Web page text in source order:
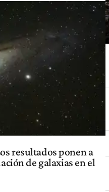
resultados ponen a
de galaxias en el